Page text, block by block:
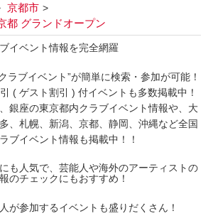
京都市
都 グランドオープン
イベント情報を完全網羅
ラブイベント”が簡単に検索・参加が可能！
( ゲスト割引 ) 付イベントも多数掲載中！
銀座の東京都内クラブイベント情報や、大
、札幌、新潟、京都、静岡、沖縄など全国
ブイベント情報も掲載中！！
も人気で、芸能人や海外のアーティストの
のチェックにもおすすめ！
が参加するイベントも盛りだくさん！